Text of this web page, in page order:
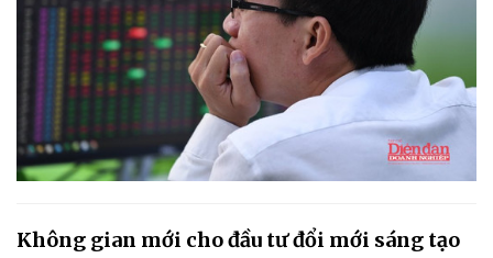
Không gian mới cho đầu tư đổi mới sáng tạo